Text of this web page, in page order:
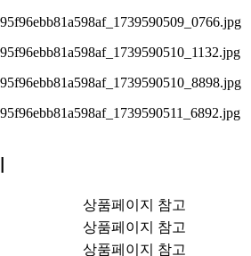
상품페이지 참고
상품페이지 참고
상품페이지 참고